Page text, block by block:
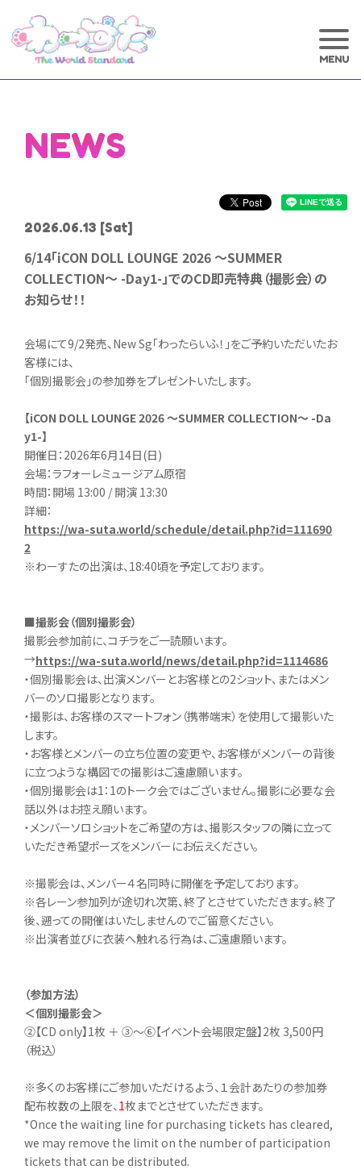
NEWS
2026.06.13 [Sat]
6/14「iCON DOLL LOUNGE 2026 ～SUMMER
COLLECTION～ -Day1-」でのCD即売特典（撮影会）の
お知らせ！！
会場にて9/2発売、New Sg「わったらいふ！」をご予約いただいたお
客様には、
「個別撮影会」の参加券をプレゼントいたします。
【iCON DOLL LOUNGE 2026 ～SUMMER COLLECTION～ -Da
y1-】
開催日：2026年6月14日(日)
会場：ラフォーレミュージアム原宿
時間：開場 13:00 / 開演 13:30
詳細：
https://wa-suta.world/schedule/detail.php?id=111690
2
※わーすたの出演は、18:40頃を予定しております。
■撮影会（個別撮影会）
撮影会参加前に、コチラをご一読願います。
→https://wa-suta.world/news/detail.php?id=1114686
・個別撮影会は、出演メンバーとお客様との2ショット、またはメン
バーのソロ撮影となります。
・撮影は、お客様のスマートフォン（携帯端末）を使用して撮影いた
します。
・お客様とメンバーの立ち位置の変更や、お客様がメンバーの背後
に立つような構図での撮影はご遠慮願います。
・個別撮影会は1：1のトーク会ではございません。撮影に必要な会
話以外はお控え願います。
・メンバーソロショットをご希望の方は、撮影スタッフの隣に立って
いただき希望ポーズをメンバーにお伝えください。
※撮影会は、メンバー４名同時に開催を予定しております。
※各レーン参加列が途切れ次第、終了とさせていただきます。終了
後、遡っての開催はいたしませんのでご留意ください。
※出演者並びに衣装へ触れる行為は、ご遠慮願います。
（参加方法）
＜個別撮影会＞
②【CD only】1枚 ＋ ③～⑥【イベント会場限定盤】2枚 3,500円
（税込）
※多くのお客様にご参加いただけるよう、１会計あたりの参加券
配布枚数の上限を、 1枚までとさせていただきます。
*Once the waiting line for purchasing tickets has cleared,
we may remove the limit on the number of participation
tickets that can be distributed.